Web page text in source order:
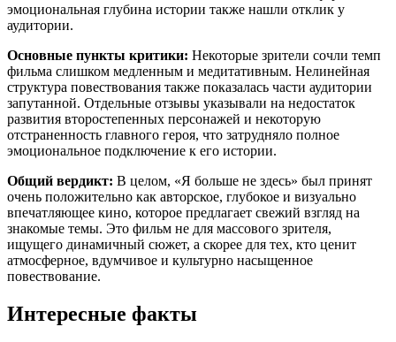
эмоциональная глубина истории также нашли отклик у
аудитории.
Основные пункты критики: Некоторые зрители сочли темп
фильма слишком медленным и медитативным. Нелинейная
структура повествования также показалась части аудитории
запутанной. Отдельные отзывы указывали на недостаток
развития второстепенных персонажей и некоторую
отстраненность главного героя, что затрудняло полное
эмоциональное подключение к его истории.
Общий вердикт: В целом, «Я больше не здесь» был принят
очень положительно как авторское, глубокое и визуально
впечатляющее кино, которое предлагает свежий взгляд на
знакомые темы. Это фильм не для массового зрителя,
ищущего динамичный сюжет, а скорее для тех, кто ценит
атмосферное, вдумчивое и культурно насыщенное
повествование.
Интересные факты